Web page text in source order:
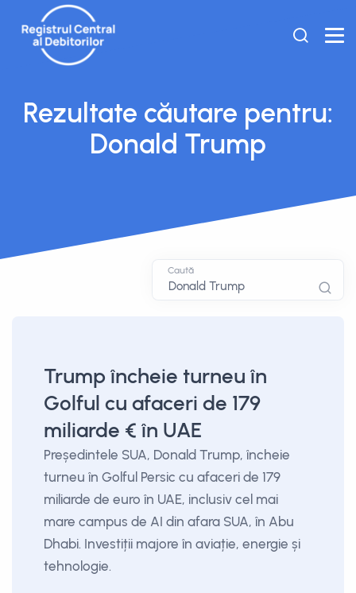
Rezultate căutare pentru:
Donald Trump
Caută
Trump încheie turneu în
Golful cu afaceri de 179
miliarde € în UAE
Președintele SUA, Donald Trump, încheie
turneu în Golful Persic cu afaceri de 179
miliarde de euro în UAE, inclusiv cel mai
mare campus de AI din afara SUA, în Abu
Dhabi. Investiții majore în aviație, energie și
tehnologie.